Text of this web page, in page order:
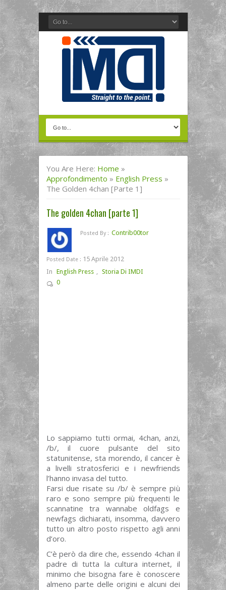
You Are Here: Home »
Approfondimento » English Press »
The Golden 4chan [parte 1]
The golden 4chan [parte 1]
Posted By : Contrib00tor
Posted Date : 15 Aprile 2012
In English Press , Storia Di IMDI
0
Lo sappiamo tutti ormai, 4chan, anzi,
/b/, il cuore pulsante del sito
statunitense, sta morendo, il cancer è
a livelli stratosferici e i newfriends
l’hanno invasa del tutto.
Farsi due risate su /b/ è sempre più
raro e sono sempre più frequenti le
scannatine tra wannabe oldfags e
newfags dichiarati, insomma, davvero
tutto un altro posto rispetto agli anni
d’oro.
C’è però da dire che, essendo 4chan il
padre di tutta la cultura internet, il
minimo che bisogna fare è conoscere
almeno parte delle origini e alcuni dei